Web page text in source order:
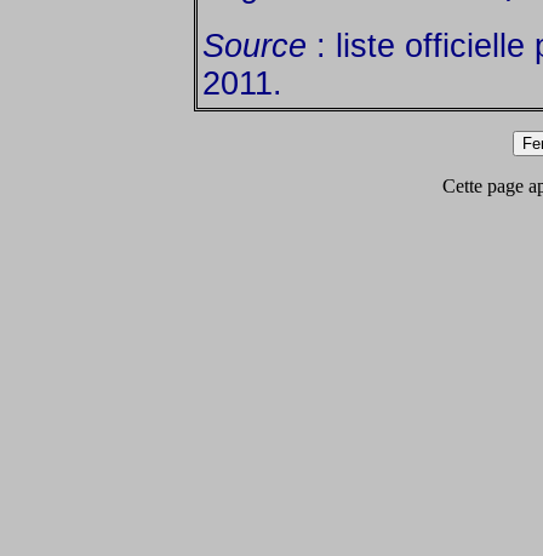
Source : liste officielle
2011.
Cette page